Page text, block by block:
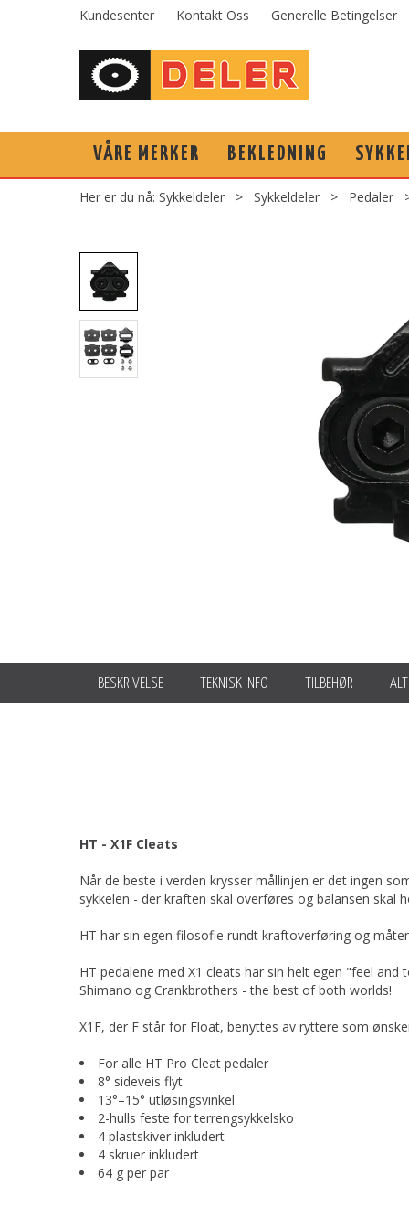
Kundesenter Kontakt Oss Generelle Betingelser
VÅRE MERKER BEKLEDNING
Her er du nå: Sykkeldeler > Sykkeldeler > Pedaler
BESKRIVELSE TEKNISK INFO TILBEHØR
HT - X1F Cleats
Når de beste i verden krysser mållinjen er det ingen
sykkelen - der kraften skal overføres og balansen skal
HT har sin egen filosofie rundt kraftoverføring og
HT pedalene med X1 cleats har sin helt egen "feel
Shimano og Crankbrothers - the best of both worlds!
X1F, der F står for Float, benyttes av ryttere som
For alle HT Pro Cleat pedaler
8° sideveis flyt
13°–15° utløsingsvinkel
2-hulls feste for terrengsykkelsko
4 plastskiver inkludert
4 skruer inkludert
64 g per par